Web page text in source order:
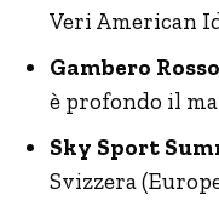
Veri American
Gambero Rosso
è profondo il
Sky Sport
Svizzera